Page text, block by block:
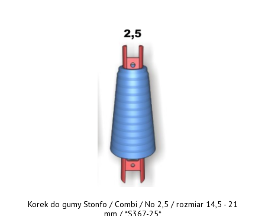
Korek do gumy Stonfo / Combi / No 2,5 / rozmiar 14,5 - 21
mm / *S367-25*